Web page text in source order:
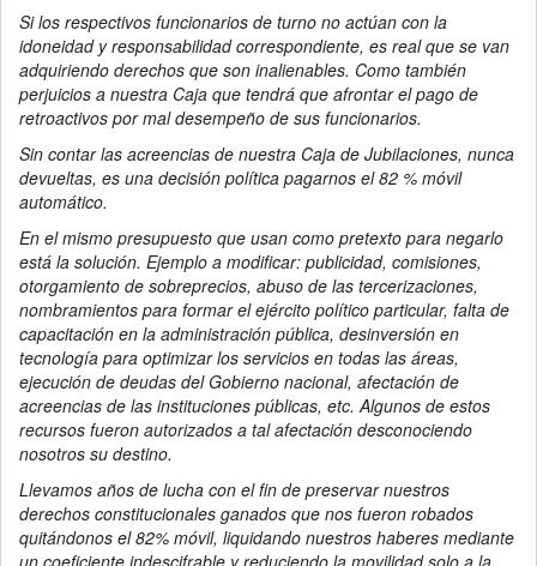
Si los respectivos funcionarios de turno no actúan con la
idoneidad y responsabilidad correspondiente, es real que se van
adquiriendo derechos que son inalienables. Como también
perjuicios a nuestra Caja que tendrá que afrontar el pago de
retroactivos por mal desempeño de sus funcionarios.
Sin contar las acreencias de nuestra Caja de Jubilaciones, nunca
devueltas, es una decisión política pagarnos el 82 % móvil
automático.
En el mismo presupuesto que usan como pretexto para negarlo
está la solución. Ejemplo a modificar: publicidad, comisiones,
otorgamiento de sobreprecios, abuso de las tercerizaciones,
nombramientos para formar el ejército político particular, falta de
capacitación en la administración pública, desinversión en
tecnología para optimizar los servicios en todas las áreas,
ejecución de deudas del Gobierno nacional, afectación de
acreencias de las instituciones públicas, etc. Algunos de estos
recursos fueron autorizados a tal afectación desconociendo
nosotros su destino.
Llevamos años de lucha con el fin de preservar nuestros
derechos constitucionales ganados que nos fueron robados
quitándonos el 82% móvil, liquidando nuestros haberes mediante